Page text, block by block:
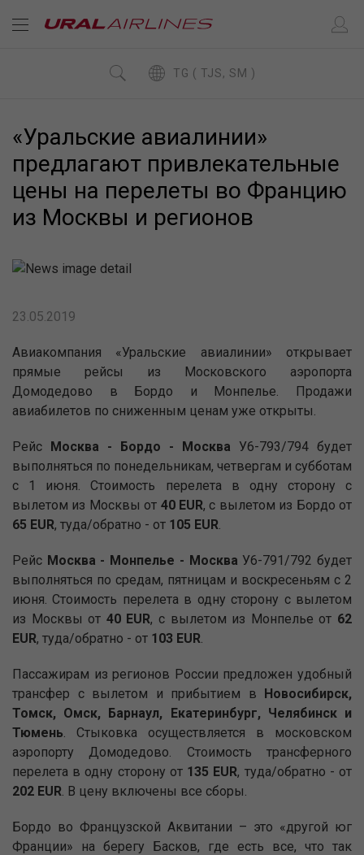
TG ( TJS, SM )
«Уральские авиалинии»
предлагают привлекательные
цены на перелеты во Францию
из Москвы и регионов
23.05.2019
Авиакомпания «Уральские авиалинии» открывает
прямые рейсы из Московского аэропорта
Домодедово в Бордо и Монпелье. Продажи
авиабилетов по сниженным ценам уже открыты.
Рейс Москва - Бордо - Москва У6-793/794 будет
выполняться по понедельникам, четвергам и субботам
с 1 июня. Стоимость перелета в одну сторону с
вылетом из Москвы от 40 EUR, с вылетом из Бордо от
65 EUR, туда/обратно - от 105 EUR.
Рейс Москва - Монпелье - Москва У6-791/792 будет
выполняться по средам, пятницам и воскресеньям с 2
июня. Стоимость перелета в одну сторону с вылетом
из Москвы от 40 EUR, с вылетом из Монпелье от 62
EUR, туда/обратно - от 103 EUR.
Пассажирам из регионов России предложен удобный
трансфер с вылетом и прибытием в Новосибирск,
Томск, Омск, Барнаул, Екатеринбург, Челябинск и
Тюмень. Стыковка осуществляется в московском
аэропорту Домодедово. Стоимость трансферного
перелета в одну сторону от 135 EUR, туда/обратно - от
202 EUR. В цену включены все сборы.
Бордо во Французской Аквитании – это «другой юг
Франции» на берегу Басков, где есть все, что так